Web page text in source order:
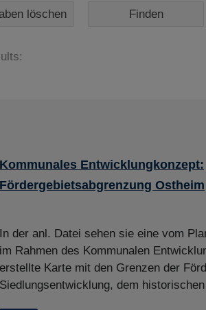
löschen
Kommunales Entwicklungkonzept:
Fördergebietsabgrenzung Ostheim
In der anl. Datei sehen sie eine vom
im Rahmen des Kommunalen
erstellte Karte mit den Grenzen der
Siedlungsentwicklung, dem